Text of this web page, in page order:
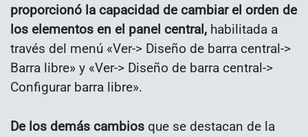
proporcionó la capacidad de cambiar el orden de
los elementos en el panel central, habilitada a
través del menú «Ver-> Diseño de barra central->
Barra libre» y «Ver-> Diseño de barra central->
Configurar barra libre».
De los demás cambios que se destacan de la